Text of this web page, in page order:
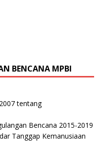
BENCANA MPBI
tentang
Bencana 2015-2019
Tanggap Kemanusiaan